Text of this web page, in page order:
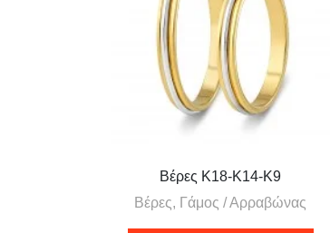
Βέρες Κ18-Κ14-Κ9
Βέρες, Γάμος / Αρραβώνας